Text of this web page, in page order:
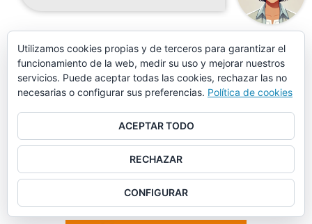
FORMULARIO DE SOLICITUD DE DATOS EN SINIESTROS
VIALES
Utilizamos cookies propias y de terceros para garantizar el
funcionamiento de la web, medir su uso y mejorar nuestros
servicios. Puede aceptar todas las cookies, rechazar las no
necesarias o configurar sus preferencias. Política de cookies
ACEPTAR TODO
RECHAZAR
CONFIGURAR